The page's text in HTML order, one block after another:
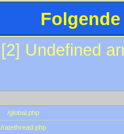
[2] Undefined
/global.php
/ratethread.php